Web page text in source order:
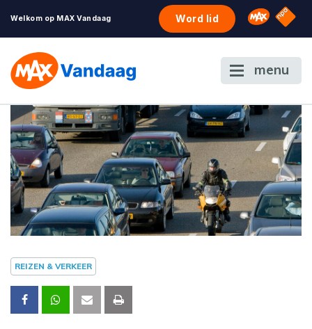
Welkom op MAX Vandaag Word lid Omroep
NPO
menu
REIZEN & VERKEER